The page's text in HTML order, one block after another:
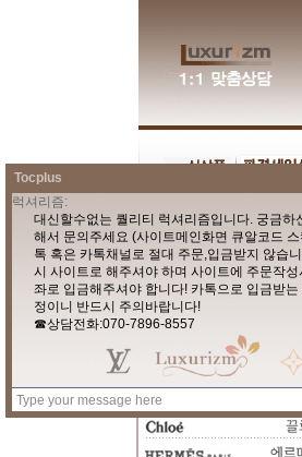
Tocplus